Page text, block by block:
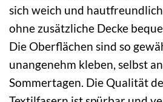
sich weich und hautfreundlich
ohne zusätzliche Decke
Die Oberflächen sind so
unangenehm kleben, selbst
Sommertagen. Die Qualität